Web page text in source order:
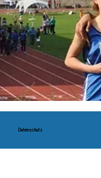
Datenschutz